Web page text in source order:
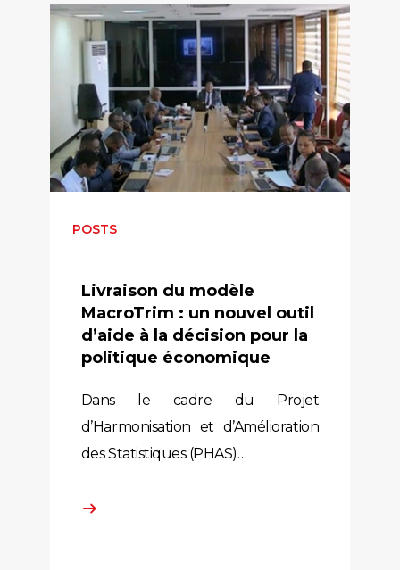
POSTS
Livraison du modèle
MacroTrim : un nouvel outil
d’aide à la décision pour la
politique économique
Dans le cadre du Projet
d’Harmonisation et d’Amélioration
des Statistiques (PHAS)…